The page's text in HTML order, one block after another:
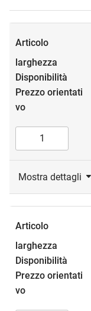
Mostra dettagli